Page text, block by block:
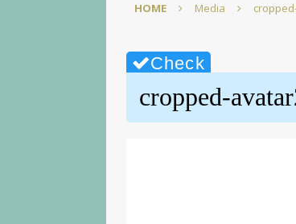
[ 2025年3月
[ 2025年2月
イズpart1【
[ 2025年2月
HOME Media
cropped-